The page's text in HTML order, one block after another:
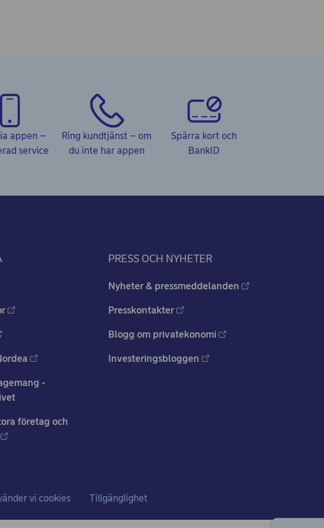
appen –
service
Ring kundtjänst – om
du inte har appen
Spärra kort och
BankID
-
företag och
PRESS OCH NYHETER
Nyheter & pressmeddelanden
Presskontakter
Blogg om privatekonomi
Investeringsbloggen
vi cookies Tillgänglighet